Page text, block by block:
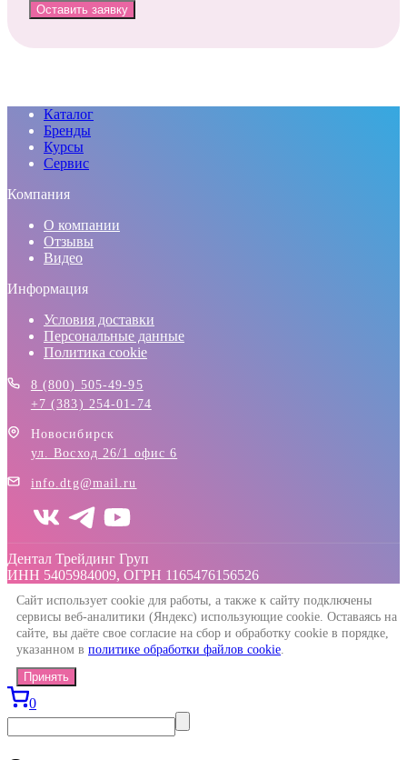
Оставить заявку
Каталог
Бренды
Курсы
Сервис
Компания
О компании
Отзывы
Видео
Информация
Условия доставки
Персональные данные
Политика cookie
8 (800) 505-49-95
+7 (383) 254-01-74
Новосибирск
ул. Восход 26/1 офис 6
info.dtg@mail.ru
Дентал Трейдинг Груп
ИНН 5405984009, ОГРН 1165476156526
Сайт использует cookie для работы, а также к сайту подключены
сервисы веб-аналитики (Яндекс) использующие cookie. Оставаясь на
сайте, вы даёте свое согласие на сбор и обработку cookie в порядке,
указанном в политике обработки файлов cookie.
Принять
0